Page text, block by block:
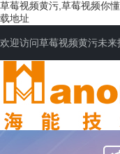
草莓视频黄污,草莓视频你
载地址
欢迎访问草莓视频黄污未